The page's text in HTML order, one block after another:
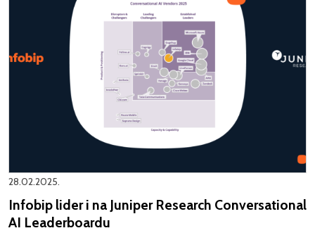
28.02.2025.
Infobip lider i na Juniper Research Conversational
AI Leaderboardu